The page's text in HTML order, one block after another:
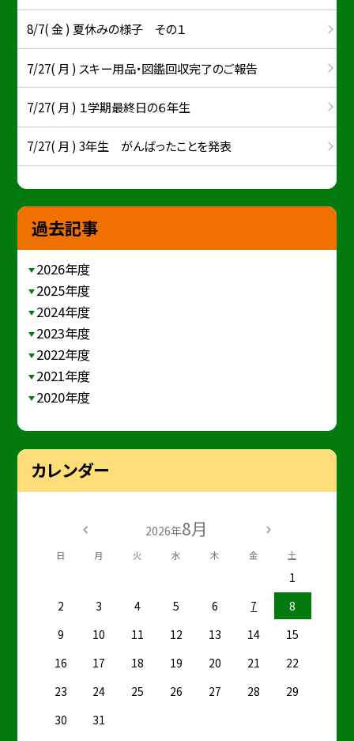
8/7( 金 ) 夏休みの様子 その１
7/27( 月 ) スキー用品・図鑑回収完了のご報告
7/27( 月 ) １学期最終日の６年生
7/27( 月 ) 3年生 がんばったことを発表
過去記事
2026年度
2025年度
2024年度
2023年度
2022年度
2021年度
2020年度
カレンダー
2026年8月
日 月 火 水 木 金 土
1
2
3 4 5 6 7
8
9
10 11 12 13 14
15
16
17 18 19 20 21
22
23
24 25 26 27 28
29
30
31